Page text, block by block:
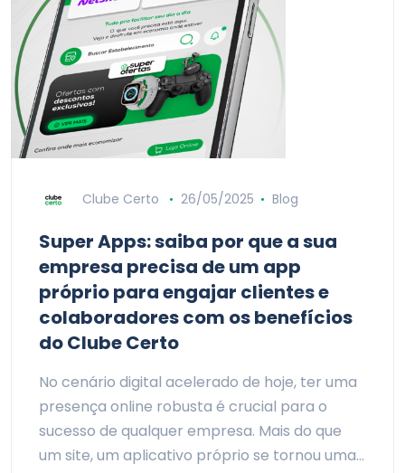
Clube Certo 26/05/2025 Blog
Super Apps: saiba por que a sua
empresa precisa de um app
próprio para engajar clientes e
colaboradores com os benefícios
do Clube Certo
No cenário digital acelerado de hoje, ter uma
presença online robusta é crucial para o
sucesso de qualquer empresa. Mais do que
um site, um aplicativo próprio se tornou uma…